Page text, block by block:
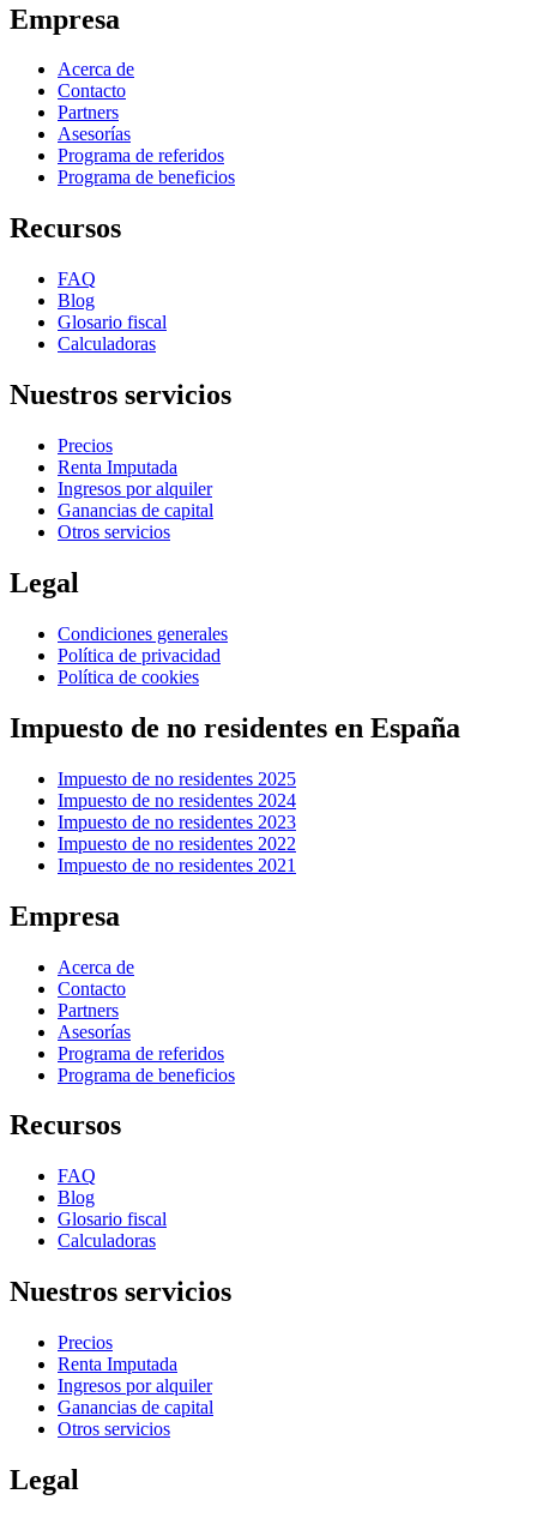
Empresa
Acerca de
Contacto
Partners
Asesorías
Programa de referidos
Programa de beneficios
Recursos
FAQ
Blog
Glosario fiscal
Calculadoras
Nuestros servicios
Precios
Renta Imputada
Ingresos por alquiler
Ganancias de capital
Otros servicios
Legal
Condiciones generales
Política de privacidad
Política de cookies
Impuesto de no residentes en España
Impuesto de no residentes 2025
Impuesto de no residentes 2024
Impuesto de no residentes 2023
Impuesto de no residentes 2022
Impuesto de no residentes 2021
Empresa
Acerca de
Contacto
Partners
Asesorías
Programa de referidos
Programa de beneficios
Recursos
FAQ
Blog
Glosario fiscal
Calculadoras
Nuestros servicios
Precios
Renta Imputada
Ingresos por alquiler
Ganancias de capital
Otros servicios
Legal